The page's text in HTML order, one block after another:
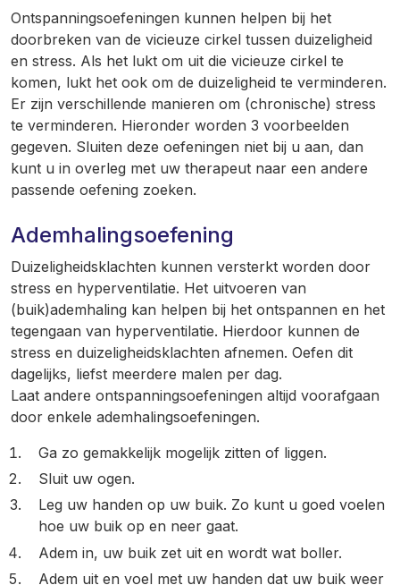
Ontspanningsoefeningen kunnen helpen bij het
doorbreken van de vicieuze cirkel tussen duizeligheid
en stress. Als het lukt om uit die vicieuze cirkel te
komen, lukt het ook om de duizeligheid te verminderen.
Er zijn verschillende manieren om (chronische) stress
te verminderen. Hieronder worden 3 voorbeelden
gegeven. Sluiten deze oefeningen niet bij u aan, dan
kunt u in overleg met uw therapeut naar een andere
passende oefening zoeken.
Ademhalingsoefening
Duizeligheidsklachten kunnen versterkt worden door
stress en hyperventilatie. Het uitvoeren van
(buik)ademhaling kan helpen bij het ontspannen en het
tegengaan van hyperventilatie. Hierdoor kunnen de
stress en duizeligheidsklachten afnemen. Oefen dit
dagelijks, liefst meerdere malen per dag.
Laat andere ontspanningsoefeningen altijd voorafgaan
door enkele ademhalingsoefeningen.
Ga zo gemakkelijk mogelijk zitten of liggen.
Sluit uw ogen.
Leg uw handen op uw buik. Zo kunt u goed voelen
hoe uw buik op en neer gaat.
Adem in, uw buik zet uit en wordt wat boller.
Adem uit en voel met uw handen dat uw buik weer